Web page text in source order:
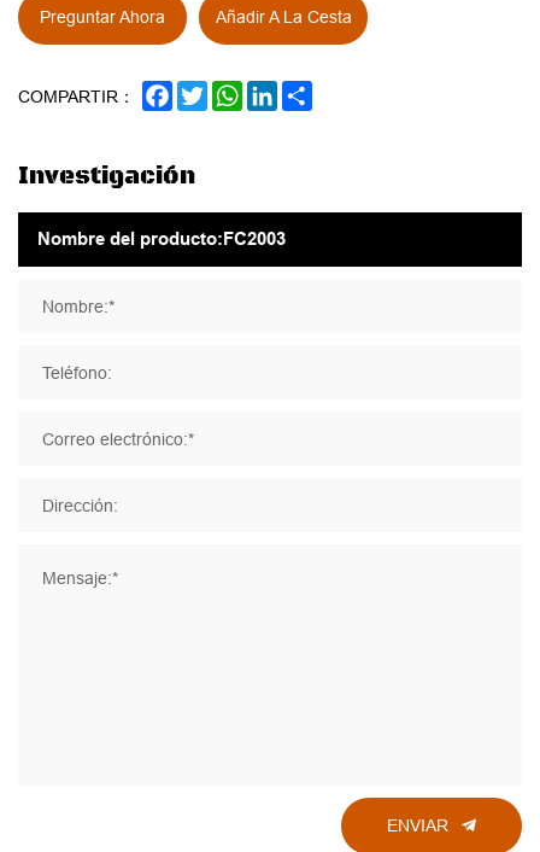
Preguntar Ahora Añadir A La Cesta
COMPARTIR： FACEBOOK
TWITTERWHATSAPP
LINKEDIN
Investigación
Nombre:*
Teléfono:
Correo electrónico:*
Dirección:
Mensaje:*
ENVIAR